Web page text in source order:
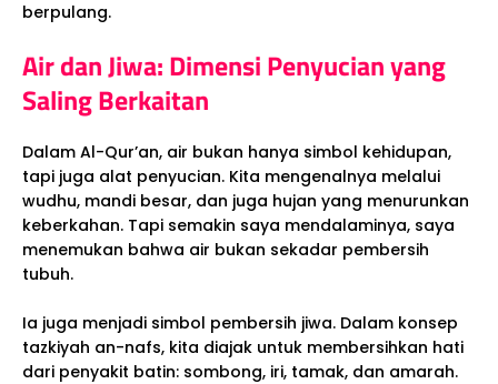
berpulang.
Air dan Jiwa: Dimensi Penyucian yang
Saling Berkaitan
Dalam Al-Qur’an, air bukan hanya simbol kehidupan,
tapi juga alat penyucian. Kita mengenalnya melalui
wudhu, mandi besar, dan juga hujan yang menurunkan
keberkahan. Tapi semakin saya mendalaminya, saya
menemukan bahwa air bukan sekadar pembersih
tubuh.
Ia juga menjadi simbol pembersih jiwa. Dalam konsep
tazkiyah an-nafs, kita diajak untuk membersihkan hati
dari penyakit batin: sombong, iri, tamak, dan amarah.